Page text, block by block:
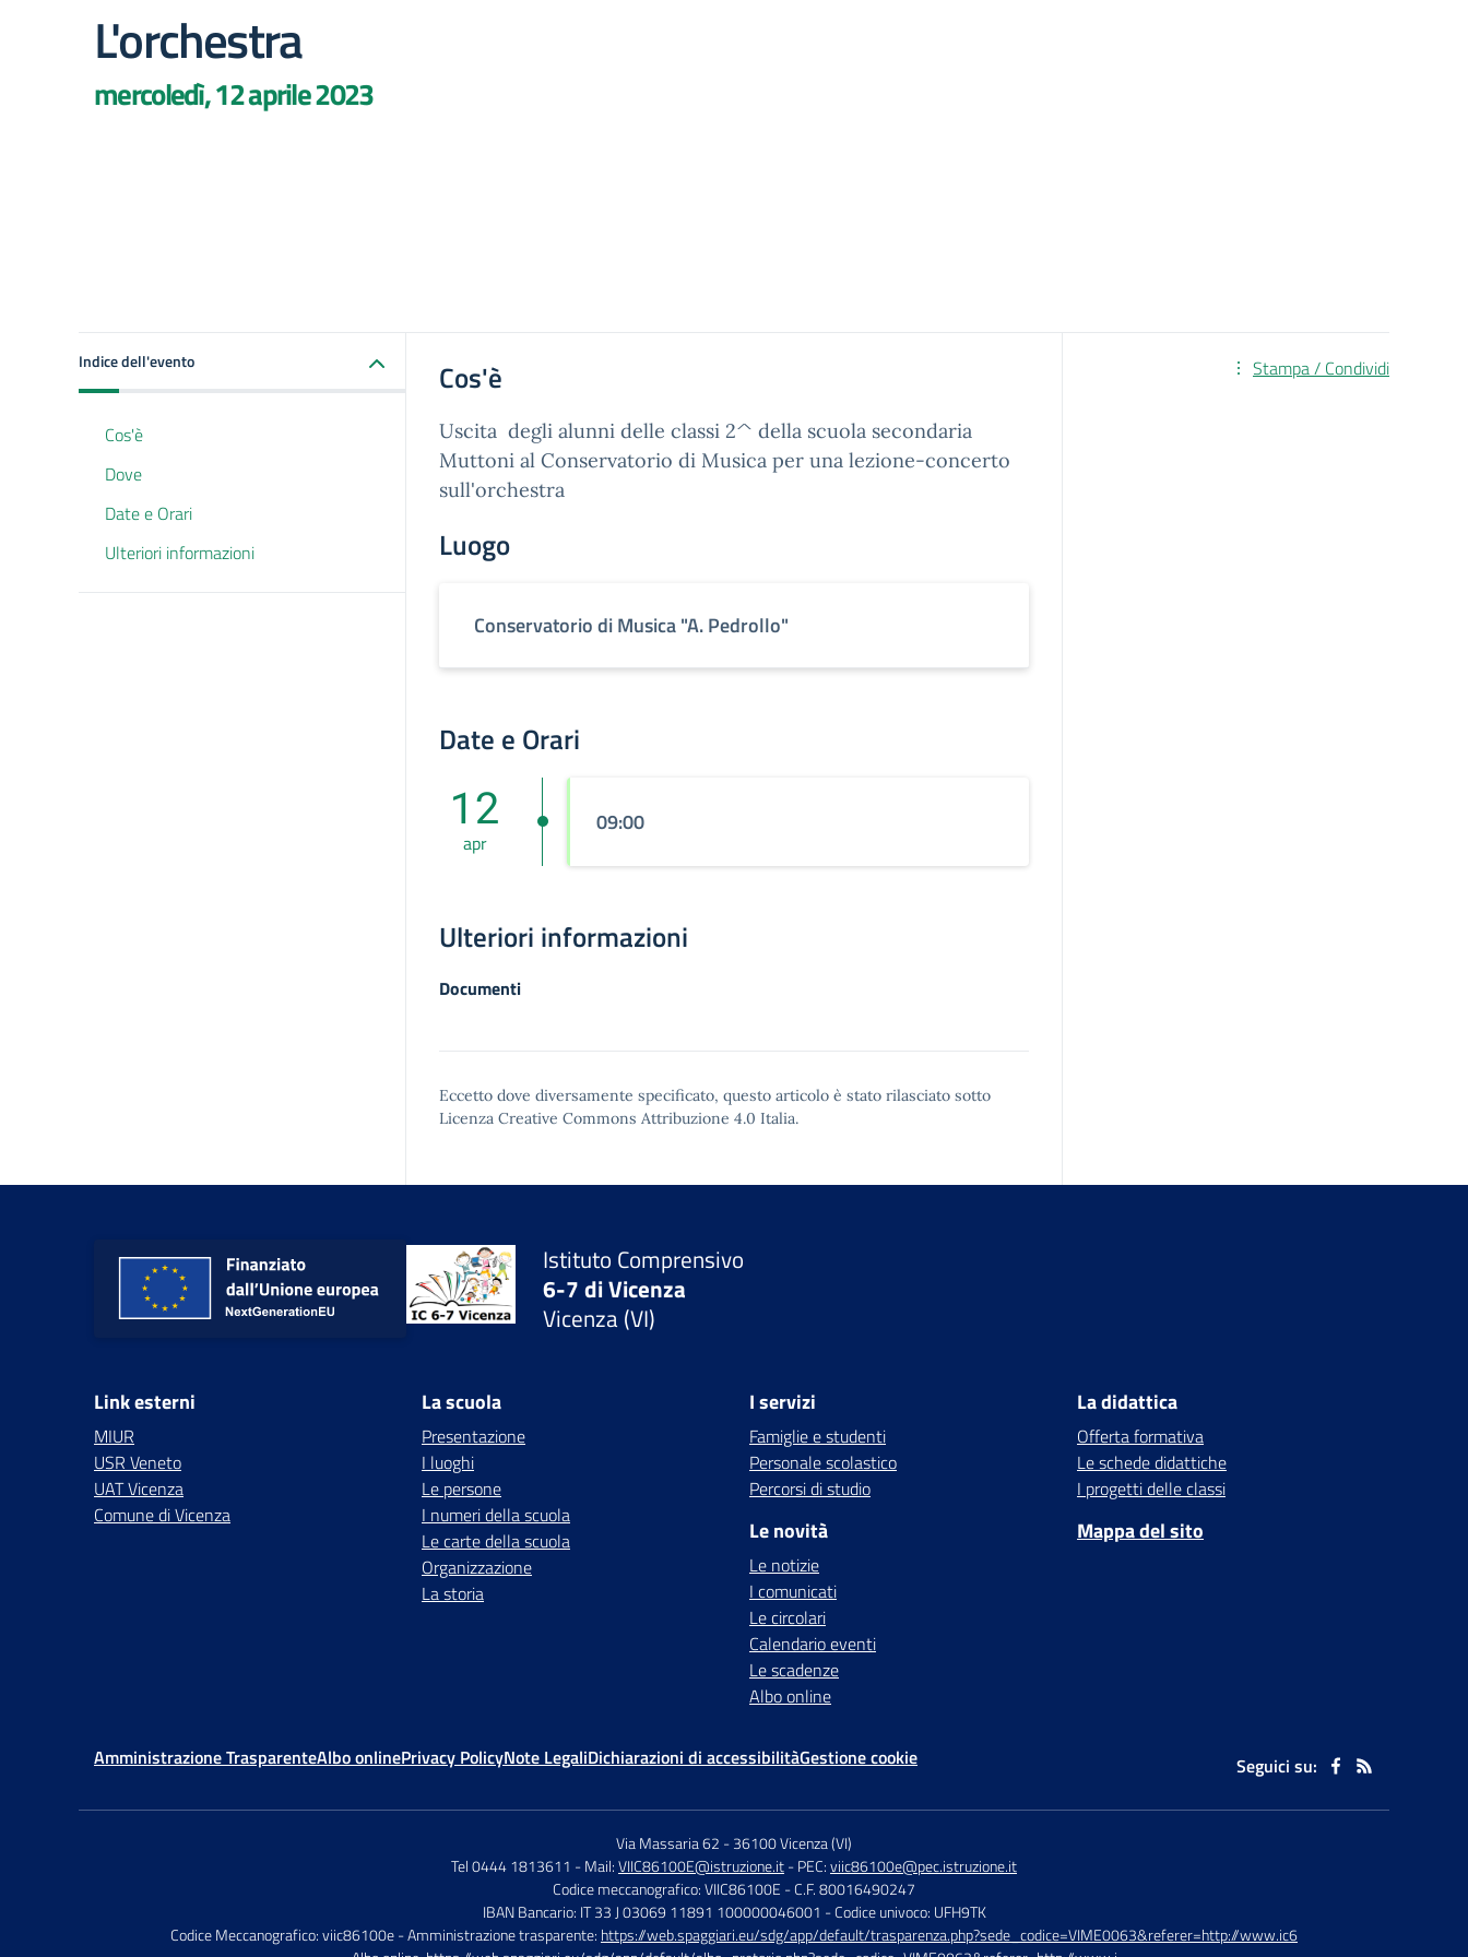
L'orchestra
mercoledì, 12 aprile 2023
Indice dell'evento
Cos'è
Dove
Date e Orari
Ulteriori informazioni
Cos'è
Uscita degli alunni delle classi 2^ della scuola secondaria
Muttoni al Conservatorio di Musica per una lezione-concerto
sull'orchestra
Luogo
Conservatorio di Musica "A. Pedrollo"
Date e Orari
12
apr
09:00
Ulteriori informazioni
Documenti
Eccetto dove diversamente specificato, questo articolo è stato rilasciato sotto
Licenza Creative Commons Attribuzione 4.0 Italia.
Stampa / Condividi
Istituto Comprensivo
6-7 di Vicenza
Vicenza (VI)
Link esterni
MIUR
USR Veneto
UAT Vicenza
Comune di Vicenza
La scuola
Presentazione
I luoghi
Le persone
I numeri della scuola
Le carte della scuola
Organizzazione
La storia
I servizi
Famiglie e studenti
Personale scolastico
Percorsi di studio
Le novità
Le notizie
I comunicati
Le circolari
Calendario eventi
Le scadenze
Albo online
La didattica
Offerta formativa
Le schede didattiche
I progetti delle classi
Mappa del sito
Amministrazione TrasparenteAlbo onlinePrivacy PolicyNote LegaliDichiarazioni di accessibilitàGestione cookie Seguici su:
Via Massaria 62 -36100 Vicenza (VI)
Tel 0444 1813611 - Mail:VIIC86100E@istruzione.it- PEC:viic86100e@pec.istruzione.it
Codice meccanografico: VIIC86100E - C.F. 80016490247
IBAN Bancario: IT 33 J 03069 11891 100000046001 - Codice univoco: UFH9TK
Codice Meccanografico: viic86100e- Amministrazione trasparente: https://web.spaggiari.eu/sdg/app/default/trasparenza.php?sede_codice=VIME0063&referer=http://www.ic6